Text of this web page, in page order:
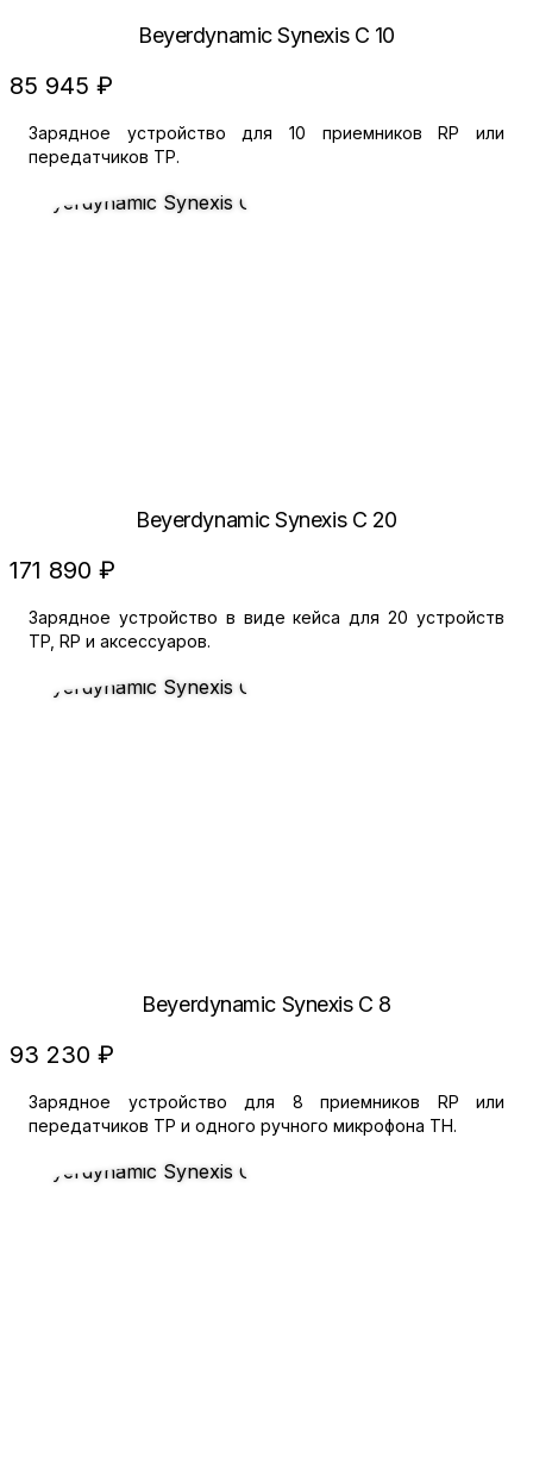
Beyerdynamic Synexis C 10
85 945 ₽
Зарядное устройство для 10 приемников RP или
передатчиков TP.
Beyerdynamic Synexis C 20
171 890 ₽
Зарядное устройство в виде кейса для 20 устройств
TP, RP и аксессуаров.
Beyerdynamic Synexis C 8
93 230 ₽
Зарядное устройство для 8 приемников RP или
передатчиков TP и одного ручного микрофона TH.